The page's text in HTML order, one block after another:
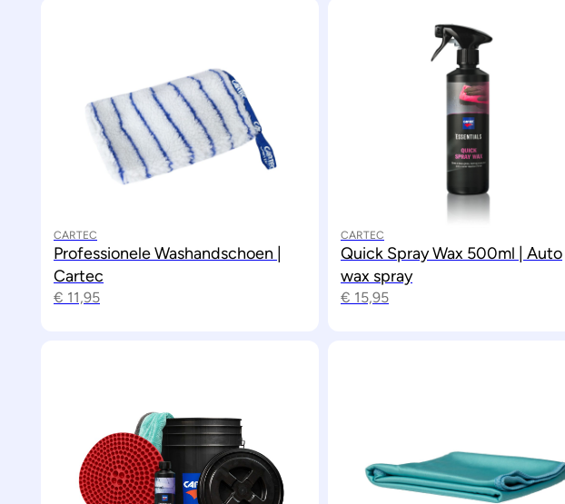
CARTEC
Professionele Washandschoen |
Cartec
€ 11,95
CARTEC
Quick Spray Wax 500ml | Auto
wax spray
€ 15,95